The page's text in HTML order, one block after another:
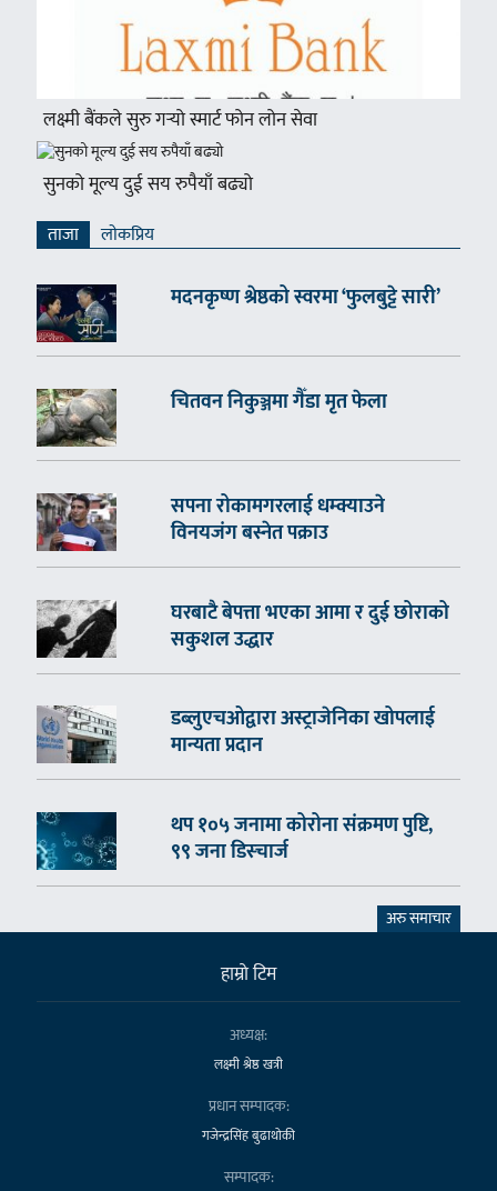
लक्ष्मी बैंकले सुरु गर्‍यो स्मार्ट फोन लोन सेवा
सुनको मूल्य दुई सय रुपैयाँ बढ्यो
ताजा लाेकप्रिय
मदनकृष्ण श्रेष्ठको स्वरमा ‘फुलबुट्टे सारी’
चितवन निकुञ्जमा गैँडा मृत फेला
सपना रोकामगरलाई धम्क्याउने
विनयजंग बस्नेत पक्राउ
घरबाटै बेपत्ता भएका आमा र दुई छोराको
सकुशल उद्धार
डब्लुएचओद्वारा अस्ट्राजेनिका खोपलाई
मान्यता प्रदान
थप १०५ जनामा कोरोना संक्रमण पुष्टि,
९९ जना डिस्चार्ज
अरु समाचार
हाम्राे टिम
अध्यक्ष:
लक्ष्मी श्रेष्ठ खत्री
प्रधान सम्पादक:
गजेन्द्रसिंह बुढाथोकी
सम्पादक: